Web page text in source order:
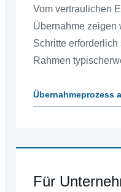
Vom vertraulichen
Übernahme zeigen
Schritte
Rahmen
Übernahmeprozess
Für